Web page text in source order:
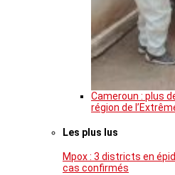
Cameroun : plus
région de
Les plus lus
Mpox : 3 districts en
cas confirmés